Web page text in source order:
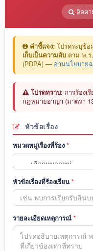
ติดต
คำชี้แจง: โปรดระบุข้
เก็บเป็นความลับ ตาม พ.
(PDPA) — อ่านนโยบาย
โปรดทราบ: การร้องเ
กฎหมายอาญา (มาตรา
หัวข้อเรื่อง
หมวดหมู่เรื่องที่ร้อง *
หัวข้อเรื่องที่ร้องเรียน *
รายละเอียดเหตุการณ์ *